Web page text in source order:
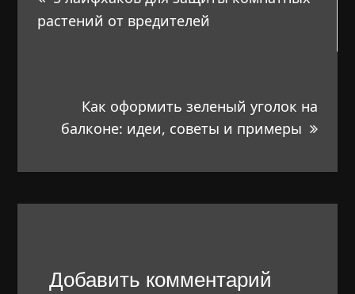
по
растений от вредителей
Как оформить зеленый уголок на
балконе: идеи, советы и примеры
Добавить комментарий